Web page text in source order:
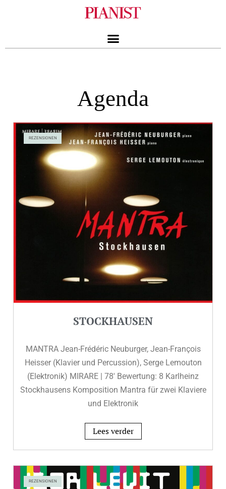
Agenda
REZENSIONEN
STOCKHAUSEN
MANTRA Jean-Frédéric Neuburger, Jean-François
Heisser (Klavier und Percussion), Serge Lemouton
(Elektronik) MIRARE | 78′ Bewertung: 8 Karlheinz
Stockhausens Komposition Mantra für zwei Klaviere
und Elektronik
Lees verder
REZENSIONEN